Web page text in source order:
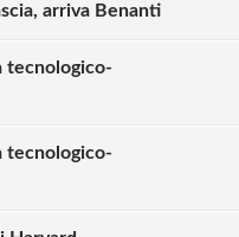
arriva Benanti
tecnologico-
tecnologico-
possono